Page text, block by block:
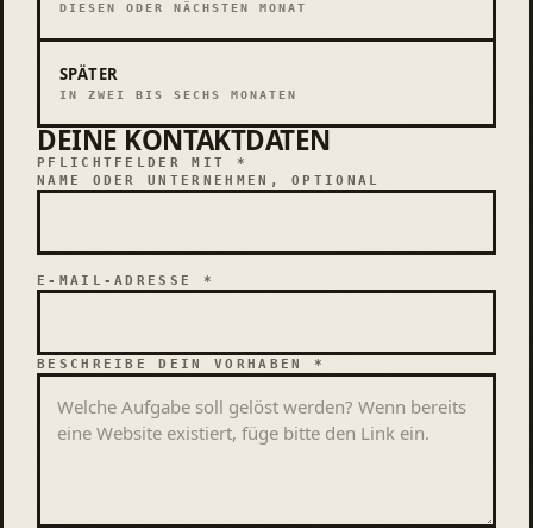
DIESEN ODER NÄCHSTEN MONAT
SPÄTER
IN ZWEI BIS SECHS MONATEN
Deine Kontaktdaten
DEINE KONTAKTDATEN
PFLICHTFELDER MIT *
NAME ODER UNTERNEHMEN, OPTIONAL
E-MAIL-ADRESSE *
BESCHREIBE DEIN VORHABEN *